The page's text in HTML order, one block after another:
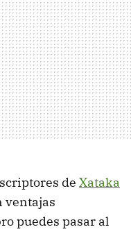
de Xataka
ventajas
puedes pasar al